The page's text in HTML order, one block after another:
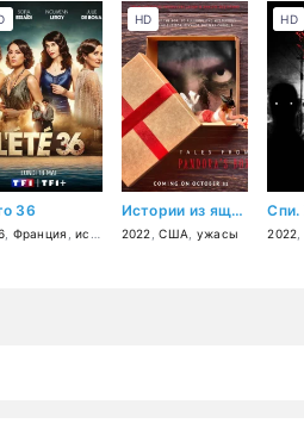
,драма,криминал
36
Франция ,история
Истории из ящика Пандоры: Глава первая
2022 ,США ужасы
HD
2022
HD